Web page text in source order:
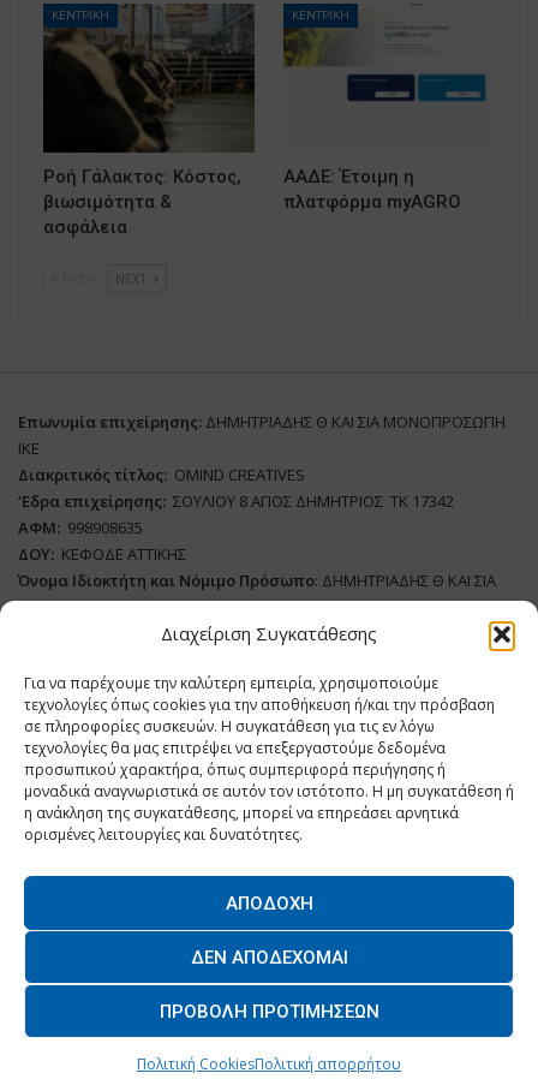
Διαχείριση Συγκατάθεσης
Για να παρέχουμε την καλύτερη εμπειρία, χρησιμοποιούμε
τεχνολογίες όπως cookies για την αποθήκευση ή/και την πρόσβαση
σε πληροφορίες συσκευών. Η συγκατάθεση για τις εν λόγω
τεχνολογίες θα μας επιτρέψει να επεξεργαστούμε δεδομένα
προσωπικού χαρακτήρα, όπως συμπεριφορά περιήγησης ή
μοναδικά αναγνωριστικά σε αυτόν τον ιστότοπο. Η μη συγκατάθεση ή
η ανάκληση της συγκατάθεσης, μπορεί να επηρεάσει αρνητικά
ορισμένες λειτουργίες και δυνατότητες.
ΑΠΟΔΟΧΉ
ΔΕΝ ΑΠΟΔΈΧΟΜΑΙ
ΠΡΟΒΟΛΉ ΠΡΟΤΙΜΉΣΕΩΝ
Πολιτική CookiesΠολιτική απορρήτου
ΚΕΝΤΡΙΚΗ
Ροή Γάλακτος: Κόστος,
βιωσιμότητα &
ασφάλεια
ΚΕΝΤΡΙΚΗ
ΑΑΔΕ: Έτοιμη η
πλατφόρμα myAGRO
NEXT
Επωνυμία επιχείρησης: ΔΗΜΗΤΡΙΑΔΗΣ Θ ΚΑΙ ΣΙΑ ΜΟΝΟΠΡΟΣΩΠΗ
ΙΚΕ
Διακριτικός τίτλος: ΟΜΙΝD CREATIVES
‘Eδρα επιχείρησης: ΣΟΥΛΙΟΥ 8 ΑΓΙΟΣ ΔΗΜΗΤΡΙΟΣ ΤΚ 17342
ΑΦΜ: 998908635
ΔΟΥ: ΚΕΦΟΔΕ ΑΤΤΙΚΗΣ
Όνομα Ιδιοκτήτη και Νόμιμο Πρόσωπο: ΔΗΜΗΤΡΙΑΔΗΣ Θ ΚΑΙ ΣΙΑ
ΜΟΝΟΠΡΟΣΩΠΗ ΙΚΕ
Domain: www.dairynews.gr
Δικαιούχος Domain:ΔΗΜΗΤΡΙΑΔΗΣ Θ ΚΑΙ ΣΙΑ ΜΟΝΟΠΡΟΣΩΠΗ ΙΚΕ
Διευθυντής: ΕΥΘΥΜΙΑΤΟΥ ΜΑΡΙΑ
Διαχειριστής:ΕΥΘΥΜΙΑΤΟΥ ΜΑΡΙΑ
Δήλωση Συμμόρφωσης
ΛΕΙΤΟΥΡΓΙΑ
ΕΠΙΧΕΙΡΗΣΕΙΣ
ΕΠΙΚΟΙΝΩΝΙΑ
© 2026 - All Rights Reserved. -Πολιτική Απορρήτου
Powered byBYTE A COOKIE